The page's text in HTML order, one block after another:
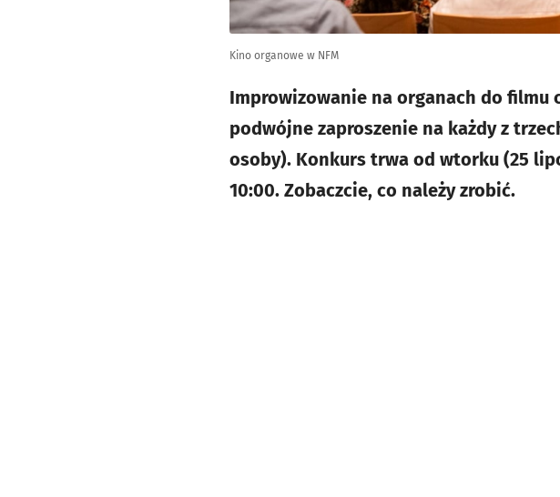
Kino organowe w NFM
Improwizowanie na organach do filmu
podwójne zaproszenie na każdy z
osoby). Konkurs trwa od wtorku (25
10:00. Zobaczcie, co należy zrobić.